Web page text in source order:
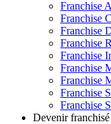
Franchise
Franchise
Franchise
Franchise
Franchise
Franchise
Franchise
Franchise
Franchise
Devenir franchisé